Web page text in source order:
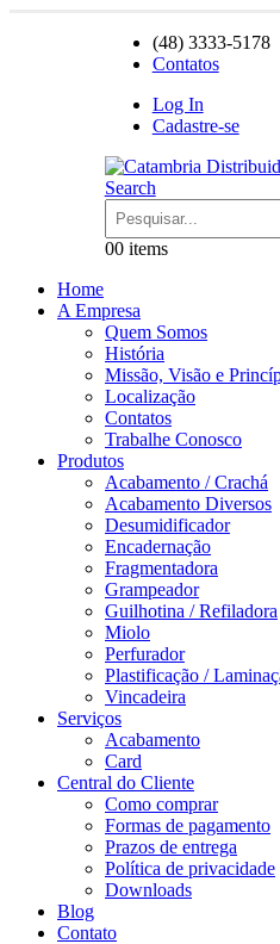
(48) 3333-5178
Contatos
Log In
Cadastre-se
Search
00 items
Home
A Empresa
Quem Somos
História
Missão, Visão e
Localização
Contatos
Trabalhe Conosco
Produtos
Acabamento / Crachá
Acabamento Diversos
Desumidificador
Encadernação
Fragmentadora
Grampeador
Guilhotina / Refiladora
Miolo
Perfurador
Plastificação /
Vincadeira
Serviços
Acabamento
Card
Central do Cliente
Como comprar
Formas de pagamento
Prazos de entrega
Política de privacidade
Downloads
Blog
Contato